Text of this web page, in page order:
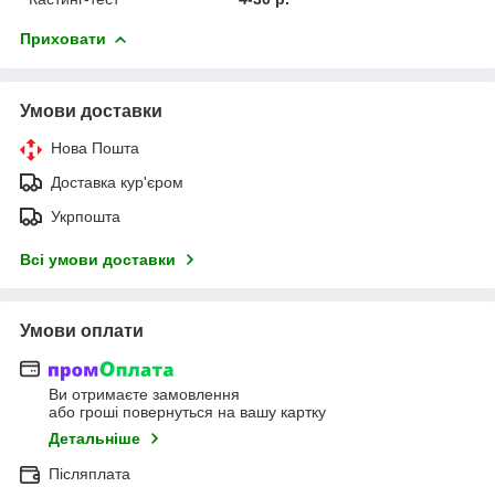
Приховати
Умови доставки
Нова Пошта
Доставка кур'єром
Укрпошта
Всі умови доставки
Умови оплати
Ви отримаєте замовлення
або гроші повернуться на вашу картку
Детальніше
Післяплата